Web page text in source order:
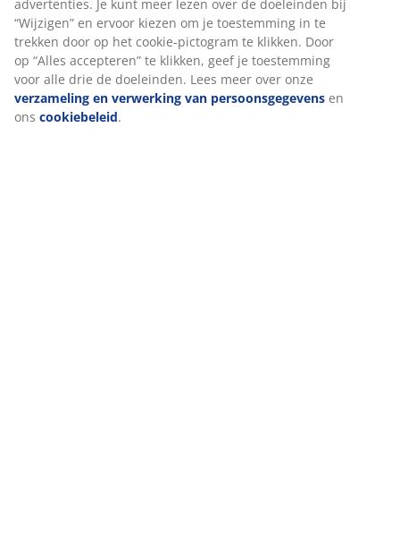
Beoordelingen
( 4)